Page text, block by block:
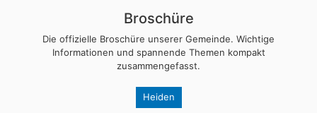
Broschüre
Die offizielle Broschüre unserer Gemeinde. Wichtige
Informationen und spannende Themen kompakt
zusammengefasst.
Heiden